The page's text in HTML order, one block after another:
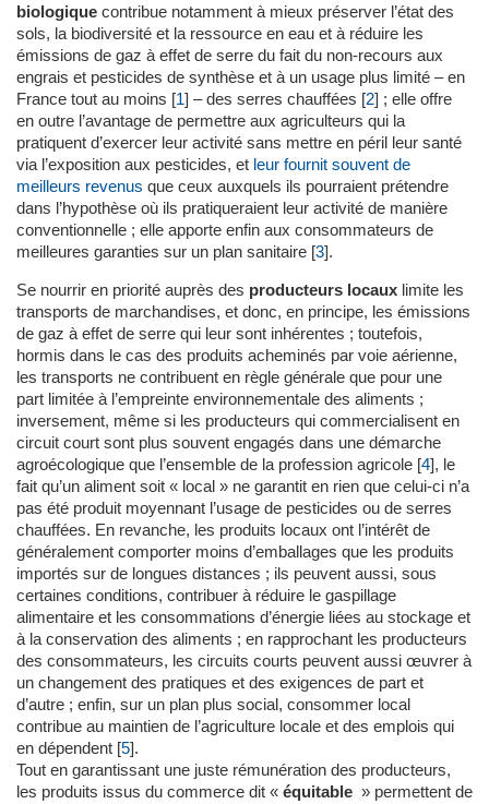
biologique contribue notamment à mieux préserver l’état des
sols, la biodiversité et la ressource en eau et à réduire les
émissions de gaz à effet de serre du fait du non-recours aux
engrais et pesticides de synthèse et à un usage plus limité – en
France tout au moins [1] – des serres chauffées [2] ; elle offre
en outre l’avantage de permettre aux agriculteurs qui la
pratiquent d’exercer leur activité sans mettre en péril leur santé
via l’exposition aux pesticides, et leur fournit souvent de
meilleurs revenus que ceux auxquels ils pourraient prétendre
dans l’hypothèse où ils pratiqueraient leur activité de manière
conventionnelle ; elle apporte enfin aux consommateurs de
meilleures garanties sur un plan sanitaire [3].
Se nourrir en priorité auprès des producteurs locaux limite les
transports de marchandises, et donc, en principe, les émissions
de gaz à effet de serre qui leur sont inhérentes ; toutefois,
hormis dans le cas des produits acheminés par voie aérienne,
les transports ne contribuent en règle générale que pour une
part limitée à l’empreinte environnementale des aliments ;
inversement, même si les producteurs qui commercialisent en
circuit court sont plus souvent engagés dans une démarche
agroécologique que l’ensemble de la profession agricole [4], le
fait qu’un aliment soit « local » ne garantit en rien que celui-ci n’a
pas été produit moyennant l’usage de pesticides ou de serres
chauffées. En revanche, les produits locaux ont l’intérêt de
généralement comporter moins d’emballages que les produits
importés sur de longues distances ; ils peuvent aussi, sous
certaines conditions, contribuer à réduire le gaspillage
alimentaire et les consommations d’énergie liées au stockage et
à la conservation des aliments ; en rapprochant les producteurs
des consommateurs, les circuits courts peuvent aussi œuvrer à
un changement des pratiques et des exigences de part et
d’autre ; enfin, sur un plan plus social, consommer local
contribue au maintien de l’agriculture locale et des emplois qui
en dépendent [5].
Tout en garantissant une juste rémunération des producteurs,
les produits issus du commerce dit « équitable » permettent de